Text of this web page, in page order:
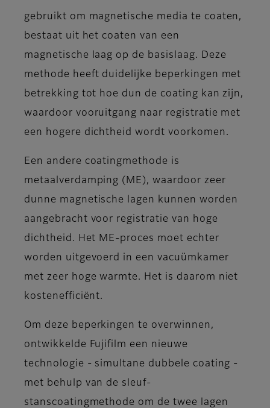
gebruikt om magnetische media te coaten,
bestaat uit het coaten van een
magnetische laag op de basislaag. Deze
methode heeft duidelijke beperkingen met
betrekking tot hoe dun de coating kan zijn,
waardoor vooruitgang naar registratie met
een hogere dichtheid wordt voorkomen.
Een andere coatingmethode is
metaalverdamping (ME), waardoor zeer
dunne magnetische lagen kunnen worden
aangebracht voor registratie van hoge
dichtheid. Het ME-proces moet echter
worden uitgevoerd in een vacuümkamer
met zeer hoge warmte. Het is daarom niet
kostenefficiënt.
Om deze beperkingen te overwinnen,
ontwikkelde Fujifilm een nieuwe
technologie - simultane dubbele coating -
met behulp van de sleuf-
stanscoatingmethode om de twee lagen